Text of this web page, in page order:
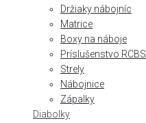
Držiaky nábojníc
Matrice
Boxy na náboje
Príslušenstvo RCBS
Strely
Nábojnice
Zápalky
Diabolky